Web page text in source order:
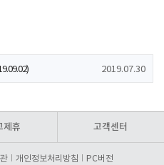
2019.07.30
제휴 고객센터
개인정보처리방침 PC버전